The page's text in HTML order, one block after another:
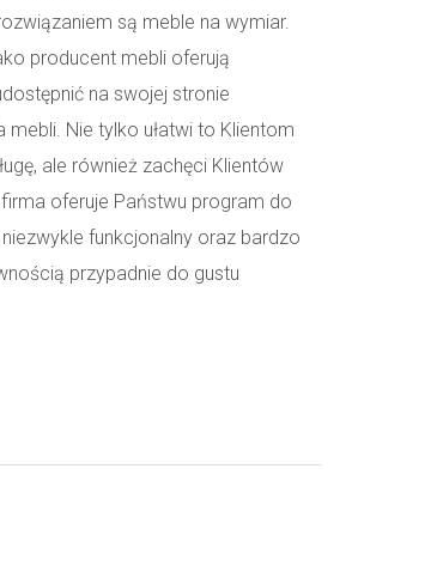
są meble na wymiar.
producent mebli oferują
na swojej stronie
Nie tylko ułatwi to Klientom
ale również zachęci Klientów
oferuje Państwu program do
funkcjonalny oraz bardzo
przypadnie do gustu